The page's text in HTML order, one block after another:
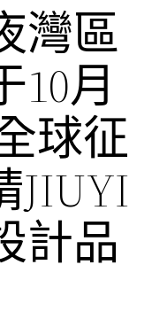
灣區
10月
球征
JIUYI
計品